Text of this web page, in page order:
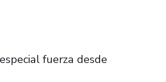
fuerza desde